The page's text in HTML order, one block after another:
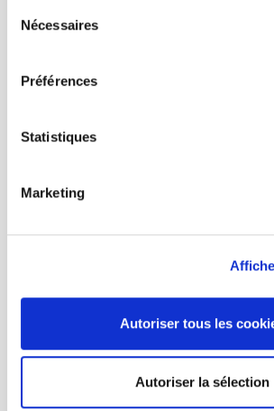
Nécessaires
Préférences
Statistiques
Marketing
Autoriser tous les
Autoriser la sélection
SCIENCES PO UNIVERSITY PRESS has a
original research, to edit reference works
FOREIGN RIGHTS
CONDITIONS OF SALE
La France et l'Union européenne
4 sept. 2026